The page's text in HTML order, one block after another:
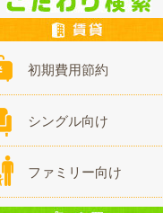
初期費用節約
シングル向け
ファミリー向け